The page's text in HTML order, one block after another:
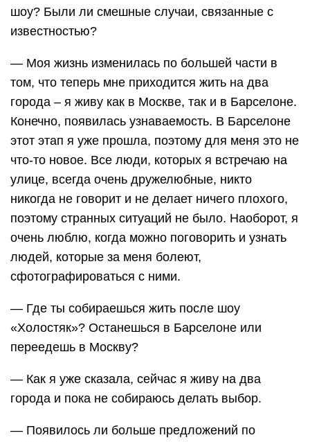
шоу? Были ли смешные случаи, связанные с
известностью?
— Моя жизнь изменилась по большей части в
том, что теперь мне приходится жить на два
города – я живу как в Москве, так и в Барселоне.
Конечно, появилась узнаваемость. В Барселоне
этот этап я уже прошла, поэтому для меня это не
что-то новое. Все люди, которых я встречаю на
улице, всегда очень дружелюбные, никто
никогда не говорит и не делает ничего плохого,
поэтому странных ситуаций не было. Наоборот, я
очень люблю, когда можно поговорить и узнать
людей, которые за меня болеют,
сфотографироваться с ними.
— Где ты собираешься жить после шоу
«Холостяк»? Останешься в Барселоне или
переедешь в Москву?
— Как я уже сказала, сейчас я живу на два
города и пока не собираюсь делать выбор.
— Появилось ли больше предложений по